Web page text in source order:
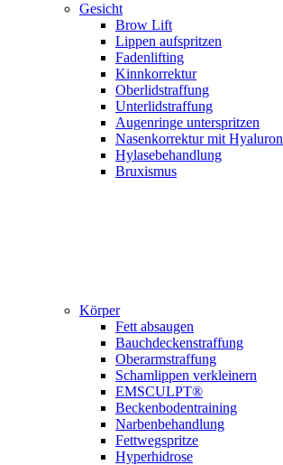
Gesicht
Brow Lift
Lippen aufspritzen
Fadenlifting
Kinn­korrektur
Oberlidstraffung
Unterlidstraffung
Augenringe unterspritzen
Nasenkorrektur mit Hyaluron
Hylasebehandlung
Bruxismus
Körper
Fett absaugen
Bauchdeckenstraffung
Oberarm­straffung
Schamlippen verkleinern
EMSCULPT®
Beckenbodentraining
Narbenbehandlung
Fettwegspritze
Hyperhidrose